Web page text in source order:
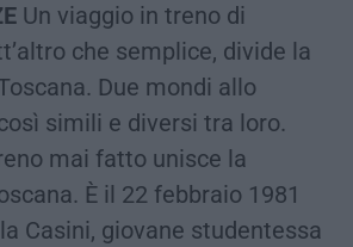
Un viaggio in treno di
che semplice, divide la
Due mondi allo
simili e diversi tra loro.
mai fatto unisce la
È il 22 febbraio 1981
Casini, giovane studentessa